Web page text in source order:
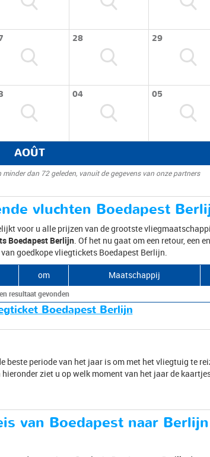
28 29
04 05
AOÛT
dan 72 geleden, vanuit de gegevens van onze partners
vluchten Boedapest
voor u alle prijzen van de grootste
Boedapest Berlijn . Of het nu gaat om een retour, een
goedkope vliegtickets Boedapest Berlijn.
om Maatschappij
resultaat gevonden
Boedapest Berlijn
periode van het jaar is om met het vliegtuig te
ziet u op welk moment van het jaar de
van Boedapest naar Berlijn